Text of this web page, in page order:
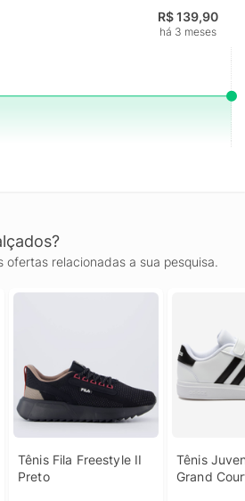
R$ 139,90
há 3 meses
ofertas relacionadas a sua pesquisa.
Tênis Fila Freestyle II
Preto
Tênis
Grand